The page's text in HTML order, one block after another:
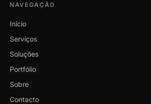
NAVEGAÇÃO
Início
Serviços
Soluções
Portfólio
Sobre
Contacto